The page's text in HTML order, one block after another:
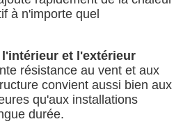
à n'importe quel
et l'extérieur
résistance au vent et aux
convient aussi bien aux
qu'aux installations
durée.